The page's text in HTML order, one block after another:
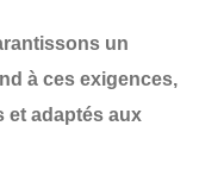
un
à ces exigences,
et adaptés aux